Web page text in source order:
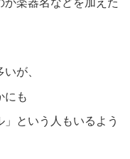
楽器名などを加えた
が、
にも
という人もいるよう